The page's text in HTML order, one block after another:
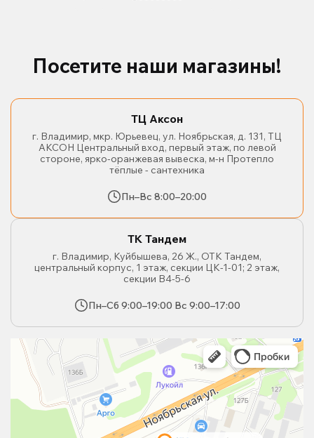
Посетите наши магазины!
ТЦ Аксон
г. Владимир, мкр. Юрьевец, ул. Ноябрьская, д. 131, ТЦ
АКСОН Центральный вход, первый этаж, по левой
стороне, ярко-оранжевая вывеска, м-н Протепло
тёплые - сантехника
Пн–Вс 8:00–20:00
ТК Тандем
г. Владимир, Куйбышева, 26 Ж., ОТК Тандем,
центральный корпус, 1 этаж, секции ЦК-1-01; 2 этаж,
секции В4-5-6
Пн–Сб 9:00–19:00 Вс 9:00–17:00